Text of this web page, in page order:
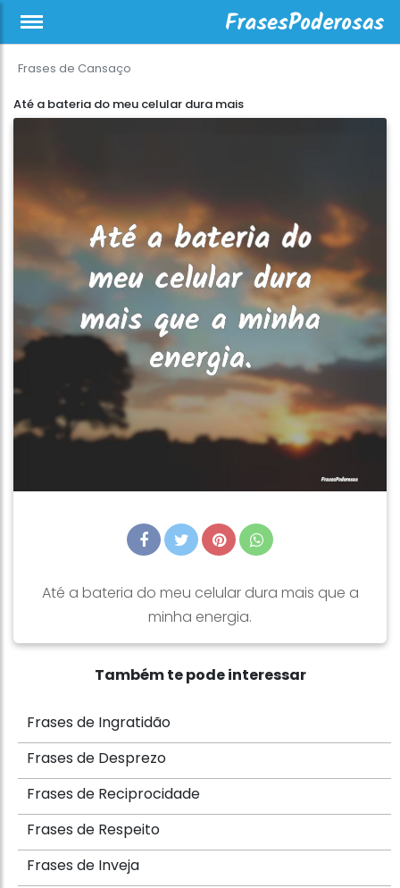
Frases de Cansaço
Até a bateria do meu celular dura mais
Até a bateria do meu celular dura mais que a
minha energia.
Também te pode interessar
Frases de Ingratidão
Frases de Desprezo
Frases de Reciprocidade
Frases de Respeito
Frases de Inveja